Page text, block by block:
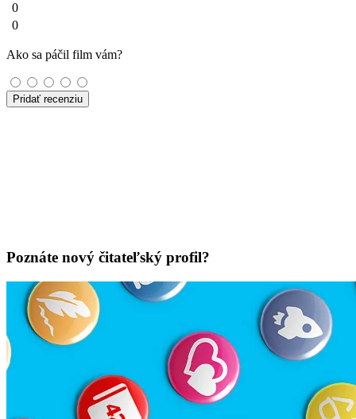
0
0
Ako sa páčil film vám?
Pridať recenziu
Poznáte nový čitateľský profil?